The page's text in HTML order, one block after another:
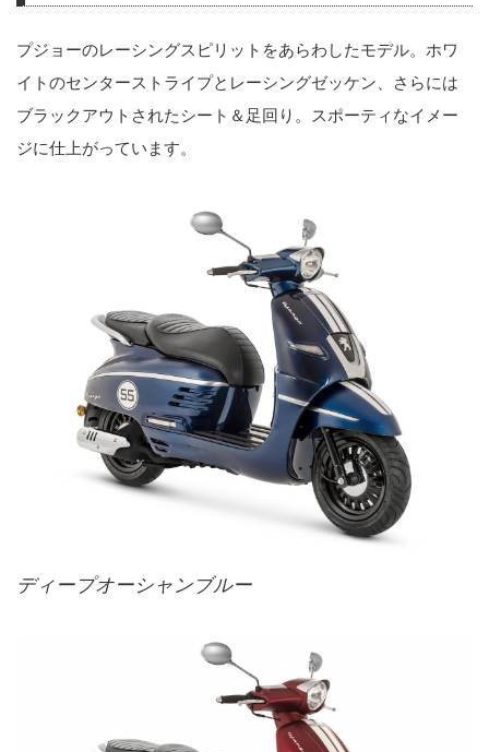
プジョーのレーシングスピリットをあらわしたモデル。ホワ
イトのセンターストライプとレーシングゼッケン、さらには
ブラックアウトされたシート＆足回り。スポーティなイメー
ジに仕上がっています。
ディープオーシャンブルー